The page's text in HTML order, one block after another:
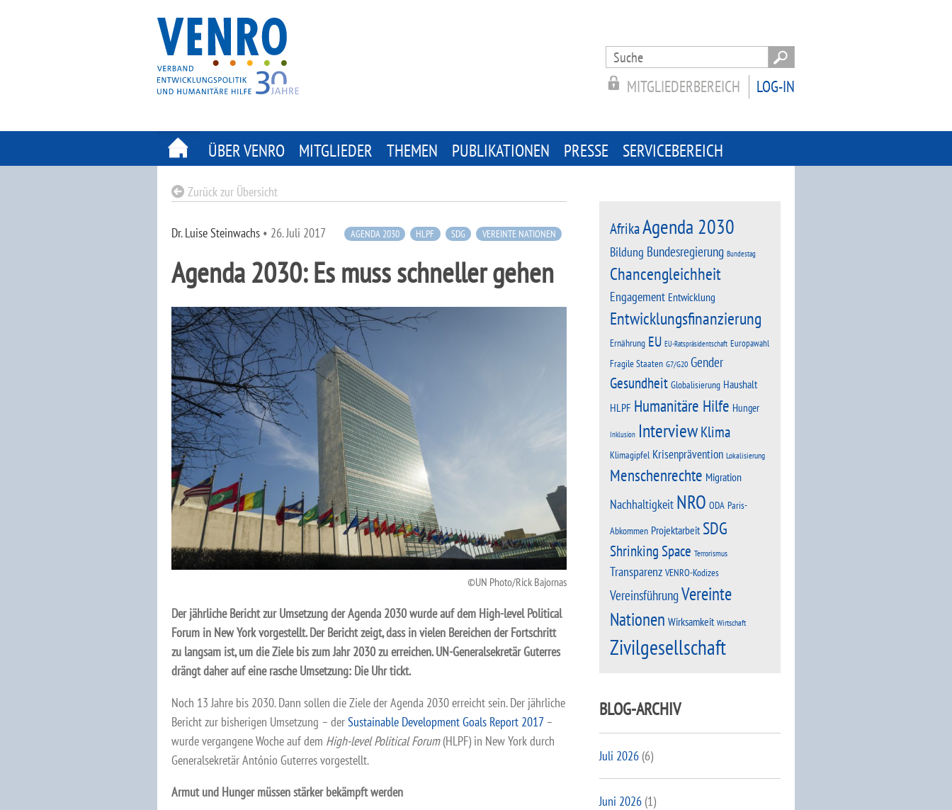
Search
for:
LOG-IN
MITGLIEDERBEREICH
ÜBER VENRO MITGLIEDER THEMEN PUBLIKATIONEN PRESSE SERVICEBEREICH
Zurück zur Übersicht
AGENDA 2030 HLPF SDG VEREINTE NATIONEN
Dr. Luise Steinwachs • 26. Juli 2017
Agenda 2030: Es muss schneller gehen
UN Photo/Rick Bajornas
Der jährliche Bericht zur Umsetzung der Agenda 2030 wurde auf dem High-level Political
Forum in New York vorgestellt. Der Bericht zeigt, dass in vielen Bereichen der Fortschritt
zu langsam ist, um die Ziele bis zum Jahr 2030 zu erreichen. UN-Generalsekretär Guterres
drängt daher auf eine rasche Umsetzung: Die Uhr tickt.
Noch 13 Jahre bis 2030. Dann sollen die Ziele der Agenda 2030 erreicht sein. Der jährliche
Bericht zur bisherigen Umsetzung – derSustainable Development Goals Report 2017–
wurde vergangene Woche auf dem High-level Political Forum(HLPF) in New York durch
Generalsekretär António Guterres vorgestellt.
Armut und Hunger müssen stärker bekämpft werden
AfrikaAgenda 2030
Bildung Bundesregierung Bundestag
Chancengleichheit
Engagement Entwicklung
Entwicklungsfinanzierung
Ernährung EU EU-Ratspräsidentschaft Europawahl
Fragile Staaten G7/G20 Gender
Gesundheit Globalisierung Haushalt
HLPF Humanitäre Hilfe Hunger
Inklusion Interview Klima
Klimagipfel Krisenprävention Lokalisierung
Menschenrechte Migration
Nachhaltigkeit NRO ODA Paris-
Abkommen Projektarbeit SDG
Shrinking Space Terrorismus
Transparenz VENRO-Kodizes
VereinsführungVereinte
Nationen Wirksamkeit Wirtschaft
Zivilgesellschaft
BLOG-ARCHIV
Juli 2026(6)
Juni 2026(1)